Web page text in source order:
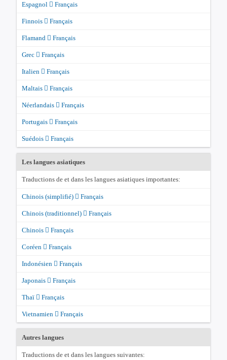
Espagnol Français
Finnois Français
Flamand Français
Grec Français
Italien Français
Maltais Français
Néerlandais Français
Portugais Français
Suédois Français
Les langues asiatiques
Traductions de et dans les langues asiatiques importantes:
Chinois (simplifié) Français
Chinois (traditionnel) Français
Chinois Français
Coréen Français
Indonésien Français
Japonais Français
Thaï Français
Vietnamien Français
Autres langues
Traductions de et dans les langues suivantes: